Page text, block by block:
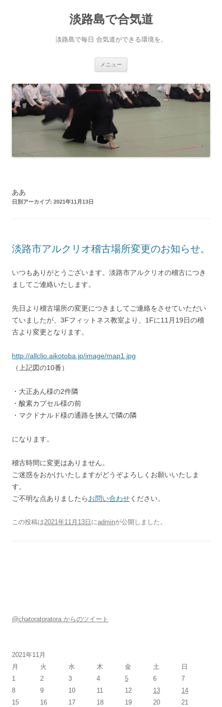
淡路島で合気道
淡路島で毎日 合気道ができる環境を。
メニュー
ああ
日別アーカイブ: 2021年11月13日
淡路市アルクリオ稽古場所変更のお知らせ。
いつもありがとうございます。淡路市アルクリオの稽古につき
ましてご連絡いたします。
先日より稽古場所の変更につきましてご連絡をさせていただい
ていましたが、3Fフィットネス教室より、1Fに11月19日の稽
古より変更となります。
http://allclio.aikotoba.jp/image/map1.jpg
（上記図の10番）
・大正あん様の2件隣
・酸素カプセル様の前
・マクドナルド様の通路を挟んで隣の隣
になります。
稽古時間に変更はありません。
ご迷惑をおかけいたしますがどうぞよろしくお願いいたしま
す。
ご不明な点ありましたらお問い合わせください。
この投稿は2021年11月13日 にadminが公開しました 。
@chatoratoratora からのツイート
2021年11月
月
火 水 木 金 土
日
1
2 3 4 5 6
7
8
9 10 11 12 13
14
15
16 17 18 19 20
21